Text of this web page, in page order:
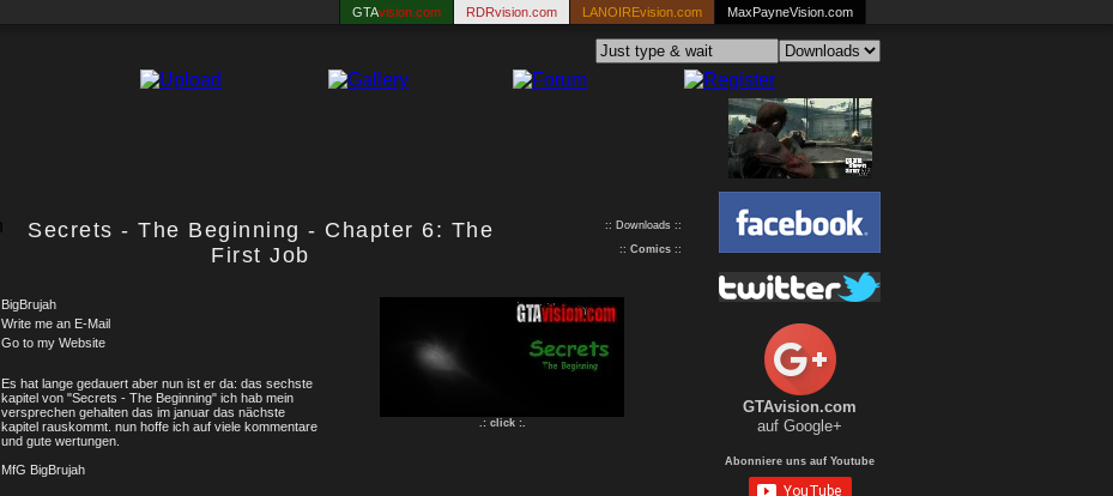
GTAvision.com RDRvision.com LANOIREvision.com MaxPayneVision.com
Secrets - The Beginning - Chapter 6: The
First Job
:: Downloads ::
:: Comics ::
BigBrujah
.: click :.
Write me an E-Mail
Go to my Website
Es hat lange gedauert aber nun ist er da: das sechste
kapitel von "Secrets - The Beginning" ich hab mein
versprechen gehalten das im januar das nächste
kapitel rauskommt. nun hoffe ich auf viele kommentare
und gute wertungen.
MfG BigBrujah
GTAvision.com
auf Google+
Abonniere uns auf Youtube